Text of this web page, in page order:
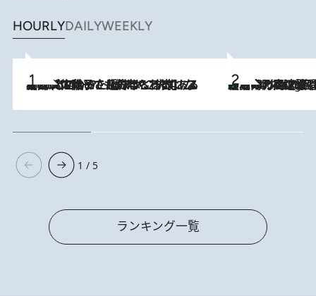
HOURLYDAILYWEEKLY
2026.8.5
【阿川佐和子さんの年とる力】なぜ70代で始めた趣味は“こんなに楽しい”のか？ ピアノ、俳句…スランプに陥っても続けられる“ある秘訣”とは 2 Hours Ago
「湘南乃風に憧れて」観客大盛上がりの“タオル回し”に、ラッパー顔負けの高速歌唱まで…さだまさし（74）のアグレッシブすぎる現在地
1 / 5
ランキング一覧